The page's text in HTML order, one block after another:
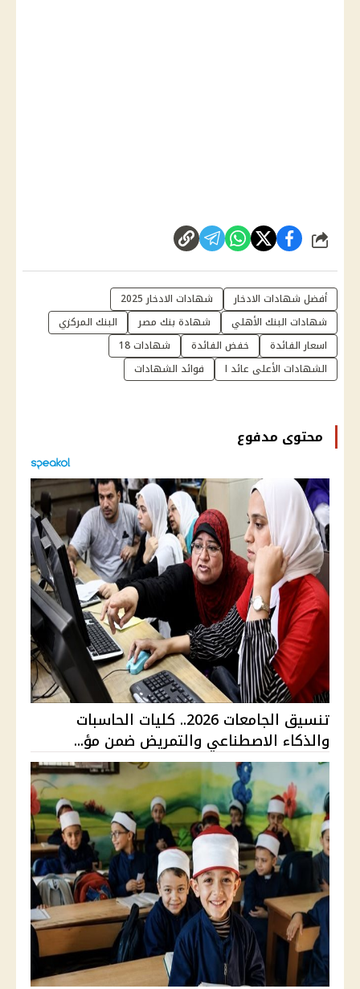
شارك
أفضل شهادات الادخار
شهادات الادخار 2025
شهادات البنك الأهلي
شهادة بنك مصر
البنك المركزي
اسعار الفائدة
خفض الفائدة
شهادات 18
الشهادات الأعلى عائد ا
فوائد الشهادات
محتوى مدفوع
تنسيق الجامعات 2026.. كليات الحاسبات
والذكاء الاصطناعي والتمريض ضمن مؤ...